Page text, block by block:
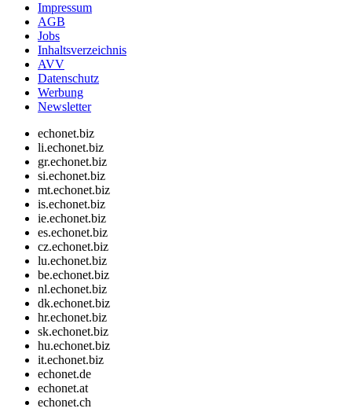
Impressum
AGB
Jobs
Inhaltsverzeichnis
AVV
Datenschutz
Werbung
Newsletter
echonet.biz
li.echonet.biz
gr.echonet.biz
si.echonet.biz
mt.echonet.biz
is.echonet.biz
ie.echonet.biz
es.echonet.biz
cz.echonet.biz
lu.echonet.biz
be.echonet.biz
nl.echonet.biz
dk.echonet.biz
hr.echonet.biz
sk.echonet.biz
hu.echonet.biz
it.echonet.biz
echonet.de
echonet.at
echonet.ch